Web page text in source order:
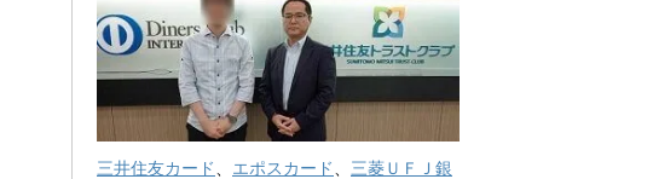
三井住友カード エポスカード
三菱ＵＦＪ銀